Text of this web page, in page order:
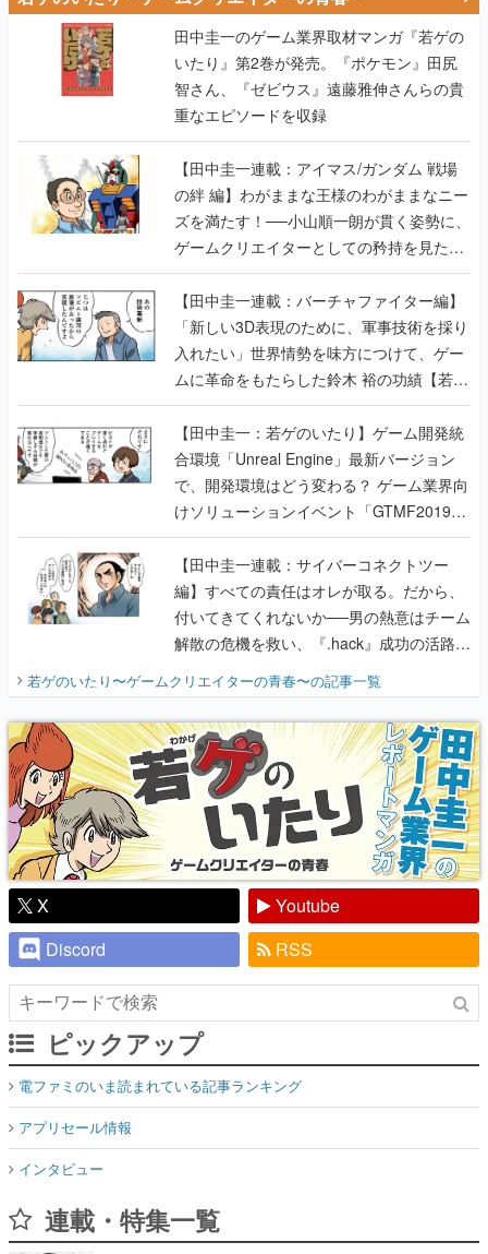
田中圭一のゲーム業界取材マンガ『若ゲの
いたり』第2巻が発売。『ポケモン』田尻
智さん、『ゼビウス』遠藤雅伸さんらの貴
重なエピソードを収録
【田中圭一連載：アイマス/ガンダム 戦場
の絆 編】わがままな王様のわがままなニー
ズを満たす！──小山順一朗が貫く姿勢に、
ゲームクリエイターとしての矜持を見た
【若ゲのいたり最終回】
【田中圭一連載：バーチャファイター編】
「新しい3D表現のために、軍事技術を採り
入れたい」世界情勢を味方につけて、ゲー
ムに革命をもたらした鈴木 裕の功績【若ゲ
のいたり】
【田中圭一：若ゲのいたり】ゲーム開発統
合環境「Unreal Engine」最新バージョン
で、開発環境はどう変わる？ ゲーム業界向
けソリューションイベント「GTMF2019」
に行って、より理解を深めよう【PR】
【田中圭一連載：サイバーコネクトツー
編】すべての責任はオレが取る。だから、
付いてきてくれないか──男の熱意はチーム
解散の危機を救い、『.hack』成功の活路を
『少年ジャンプ』色だった【若ゲのいた
り】
若ゲのいたり〜ゲームクリエイターの青春〜の記事一覧
X
Youtube
Discord
RSS
ピックアップ
電ファミのいま読まれている記事ランキング
アプリセール情報
インタビュー
連載・特集一覧